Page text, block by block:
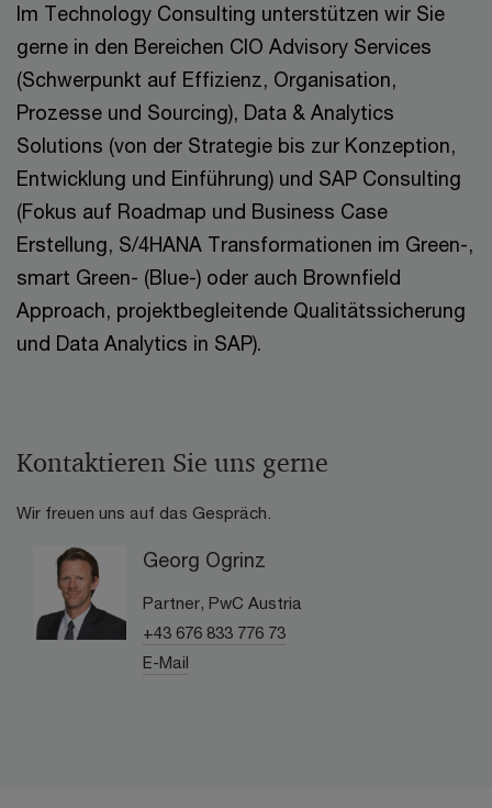
Im Technology Consulting unterstützen wir Sie
gerne in den Bereichen CIO Advisory Services
(Schwerpunkt auf Effizienz, Organisation,
Prozesse und Sourcing), Data & Analytics
Solutions (von der Strategie bis zur Konzeption,
Entwicklung und Einführung) und SAP Consulting
(Fokus auf Roadmap und Business Case
Erstellung, S/4HANA Transformationen im Green-,
smart Green- (Blue-) oder auch Brownfield
Approach, projektbegleitende Qualitätssicherung
und Data Analytics in SAP).
Kontaktieren Sie uns gerne
Wir freuen uns auf das Gespräch.
Georg Ogrinz
Partner, PwC Austria
+43 676 833 776 73
E-Mail